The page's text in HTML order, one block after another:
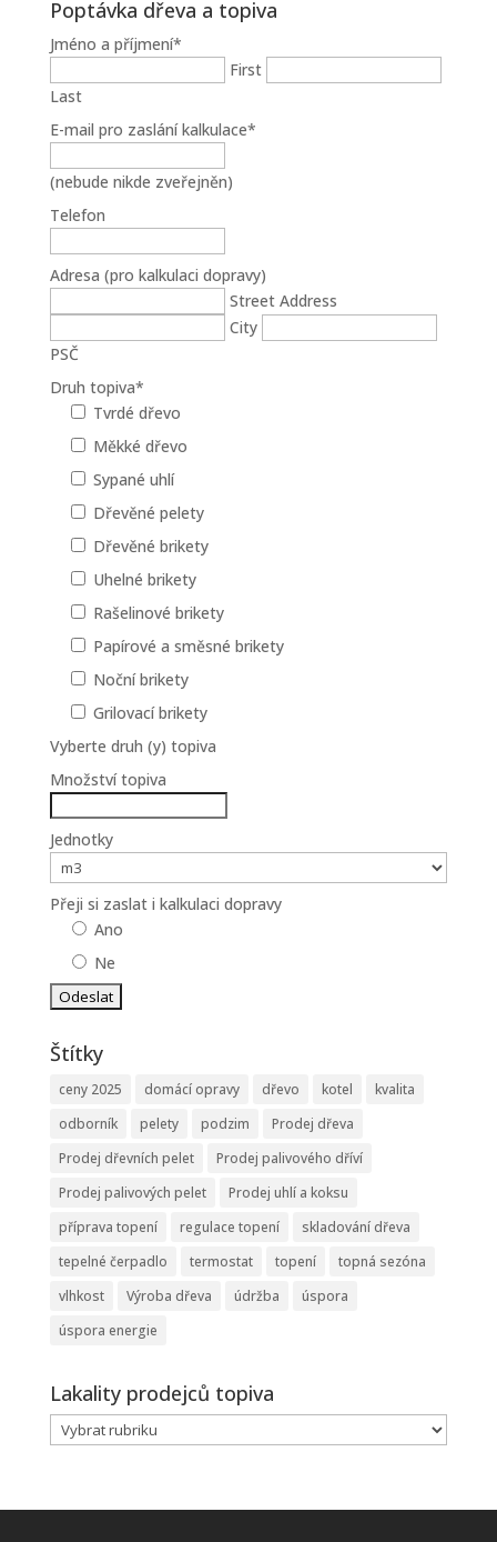
Poptávka dřeva a topiva
Jméno a příjmení*
First
Last
E-mail pro zaslání kalkulace*
(nebude nikde zveřejněn)
Telefon
Adresa (pro kalkulaci dopravy)
Street Address
City
PSČ
Druh topiva*
Tvrdé dřevo
Měkké dřevo
Sypané uhlí
Dřevěné pelety
Dřevěné brikety
Uhelné brikety
Rašelinové brikety
Papírové a směsné brikety
Noční brikety
Grilovací brikety
Vyberte druh (y) topiva
Množství topiva
Jednotky
Přeji si zaslat i kalkulaci dopravy
Ano
Ne
Štítky
ceny 2025 domácí opravy dřevo kotel
kvalita
odborník
pelety podzim
Prodej dřeva
Prodej dřevních pelet
Prodej palivového dříví
Prodej palivových pelet
Prodej uhlí a koksu
příprava topení
regulace topení
skladování dřeva
tepelné čerpadlo
termostat topení
topná sezóna
vlhkost
Výroba dřeva údržba
úspora
úspora energie
Lakality prodejců topiva
Lakality
prodejců